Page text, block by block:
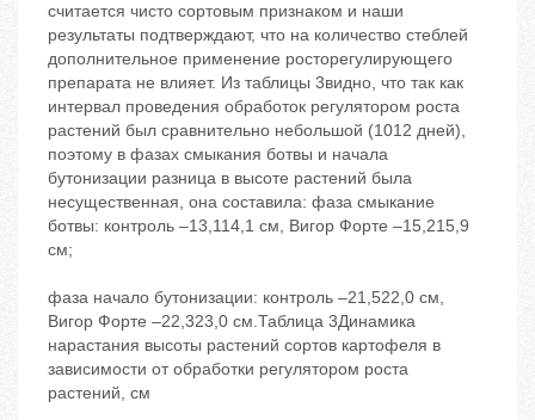
считается чисто сортовым признаком и наши
результаты подтверждают, что на количество стеблей
дополнительное применение росторегулирующего
препарата не влияет. Из таблицы 3видно, что так как
интервал проведения обработок регулятором роста
растений был сравнительно небольшой (1012 дней),
поэтому в фазах смыкания ботвы и начала
бутонизации разница в высоте растений была
несущественная, она составила: фаза смыкание
ботвы: контроль –13,114,1 см, Вигор Форте –15,215,9
см;
фаза начало бутонизации: контроль –21,522,0 см,
Вигор Форте –22,323,0 см.Таблица 3Динамика
нарастания высоты растений сортов картофеля в
зависимости от обработки регулятором роста
растений, см